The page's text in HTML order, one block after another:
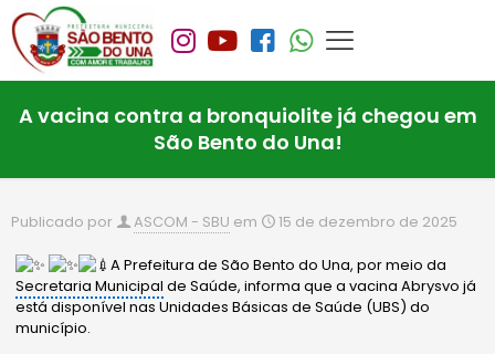
A vacina contra a bronquiolite já chegou em
São Bento do Una!
Publicado por ASCOM - SBU em 15 de dezembro de 2025
A Prefeitura de São Bento do Una, por meio da
Secretaria Municipal de Saúde, informa que a vacina Abrysvo já
está disponível nas Unidades Básicas de Saúde (UBS) do
município.